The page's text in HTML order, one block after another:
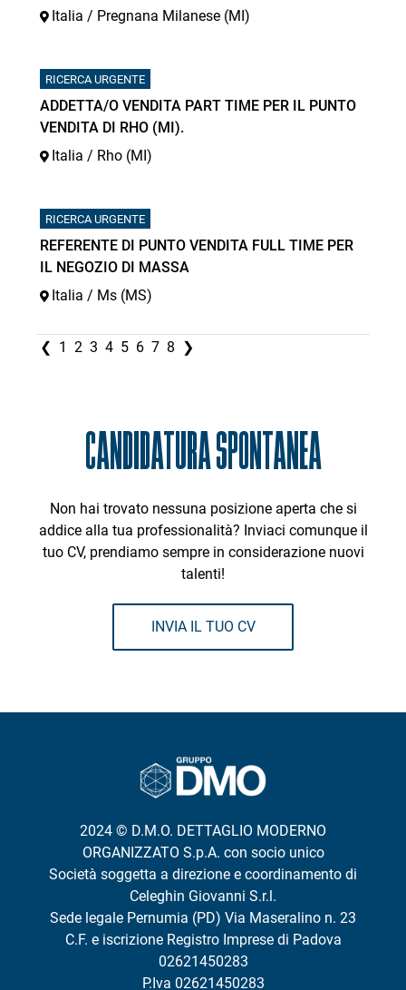
Italia / Pregnana Milanese (MI)
RICERCA URGENTE
ADDETTA/O VENDITA PART TIME PER IL PUNTO
VENDITA DI RHO (MI).
Italia / Rho (MI)
RICERCA URGENTE
REFERENTE DI PUNTO VENDITA FULL TIME PER
IL NEGOZIO DI MASSA
Italia / Ms (MS)
❮ 1 2 3 4 5 6 7 8 ❯
CANDIDATURA SPONTANEA
Non hai trovato nessuna posizione aperta che si
addice alla tua professionalità? Inviaci comunque il
tuo CV, prendiamo sempre in considerazione nuovi
talenti!
INVIA IL TUO CV
2024 © D.M.O. DETTAGLIO MODERNO
ORGANIZZATO S.p.A. con socio unico
Società soggetta a direzione e coordinamento di
Celeghin Giovanni S.r.l.
Sede legale Pernumia (PD) Via Maseralino n. 23
C.F. e iscrizione Registro Imprese di Padova
02621450283
P.Iva 02621450283